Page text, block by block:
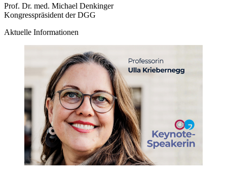
Prof. Dr. med. Michael Denkinger
Kongresspräsident der DGG
Aktuelle Informationen